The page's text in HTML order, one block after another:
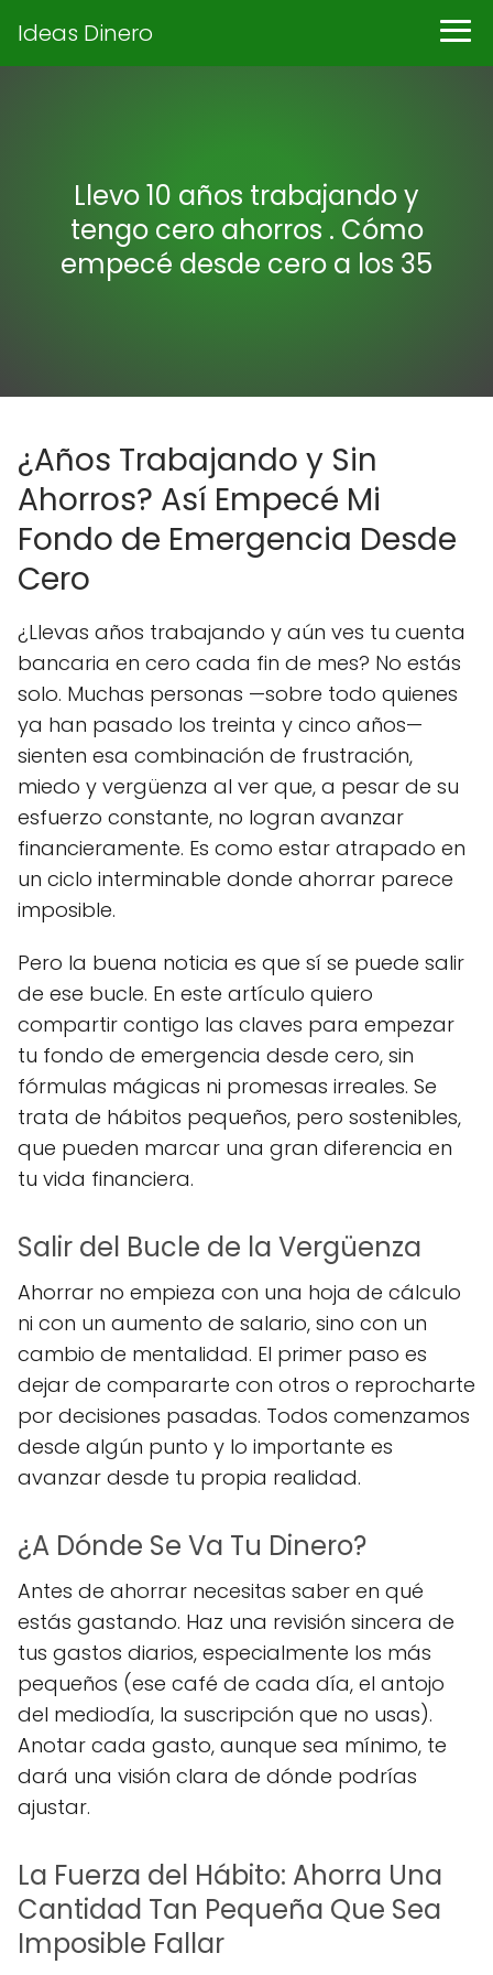
Ideas Dinero
Llevo 10 años trabajando y
tengo cero ahorros . Cómo
empecé desde cero a los 35
¿Años Trabajando y Sin
Ahorros? Así Empecé Mi
Fondo de Emergencia Desde
Cero
¿Llevas años trabajando y aún ves tu cuenta
bancaria en cero cada fin de mes? No estás
solo. Muchas personas —sobre todo quienes
ya han pasado los treinta y cinco años—
sienten esa combinación de frustración,
miedo y vergüenza al ver que, a pesar de su
esfuerzo constante, no logran avanzar
financieramente. Es como estar atrapado en
un ciclo interminable donde ahorrar parece
imposible.
Pero la buena noticia es que sí se puede salir
de ese bucle. En este artículo quiero
compartir contigo las claves para empezar
tu fondo de emergencia desde cero, sin
fórmulas mágicas ni promesas irreales. Se
trata de hábitos pequeños, pero sostenibles,
que pueden marcar una gran diferencia en
tu vida financiera.
Salir del Bucle de la Vergüenza
Ahorrar no empieza con una hoja de cálculo
ni con un aumento de salario, sino con un
cambio de mentalidad. El primer paso es
dejar de compararte con otros o reprocharte
por decisiones pasadas. Todos comenzamos
desde algún punto y lo importante es
avanzar desde tu propia realidad.
¿A Dónde Se Va Tu Dinero?
Antes de ahorrar necesitas saber en qué
estás gastando. Haz una revisión sincera de
tus gastos diarios, especialmente los más
pequeños (ese café de cada día, el antojo
del mediodía, la suscripción que no usas).
Anotar cada gasto, aunque sea mínimo, te
dará una visión clara de dónde podrías
ajustar.
La Fuerza del Hábito: Ahorra Una
Cantidad Tan Pequeña Que Sea
Imposible Fallar